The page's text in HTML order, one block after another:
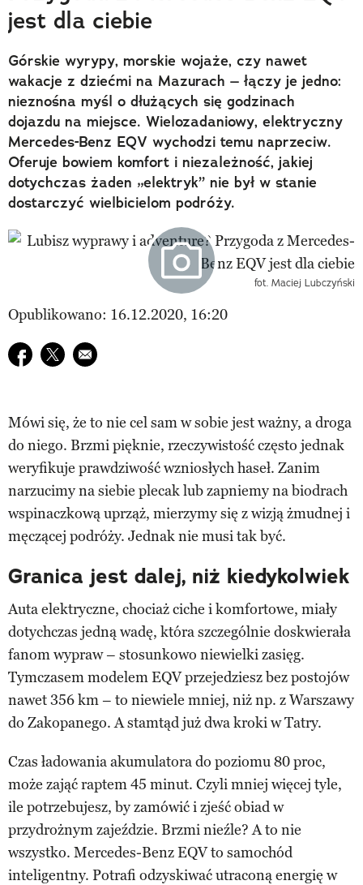
jest dla ciebie
Górskie wyrypy, morskie wojaże, czy nawet
wakacje z dziećmi na Mazurach – łączy je jedno:
nieznośna myśl o dłużących się godzinach
dojazdu na miejsce. Wielozadaniowy, elektryczny
Mercedes-Benz EQV wychodzi temu naprzeciw.
Oferuje bowiem komfort i niezależność, jakiej
dotychczas żaden „elektryk” nie był w stanie
dostarczyć wielbicielom podróży.
fot. Maciej Lubczyński
Opublikowano: 16.12.2020, 16:20
Udostępnij na facebook
Udostępnij na twitter
E-mail do przyjaciela
Mówi się, że to nie cel sam w sobie jest ważny, a droga
do niego. Brzmi pięknie, rzeczywistość często jednak
weryfikuje prawdziwość wzniosłych haseł. Zanim
narzucimy na siebie plecak lub zapniemy na biodrach
wspinaczkową uprząż, mierzymy się z wizją żmudnej i
męczącej podróży. Jednak nie musi tak być.
Granica jest dalej, niż kiedykolwiek
Auta elektryczne, chociaż ciche i komfortowe, miały
dotychczas jedną wadę, która szczególnie doskwierała
fanom wypraw – stosunkowo niewielki zasięg.
Tymczasem modelem EQV przejedziesz bez postojów
nawet 356 km – to niewiele mniej, niż np. z Warszawy
do Zakopanego. A stamtąd już dwa kroki w Tatry.
Czas ładowania akumulatora do poziomu 80 proc,
może zająć raptem 45 minut. Czyli mniej więcej tyle,
ile potrzebujesz, by zamówić i zjeść obiad w
przydrożnym zajeździe. Brzmi nieźle? A to nie
wszystko. Mercedes-Benz EQV to samochód
inteligentny. Potrafi odzyskiwać utraconą energię w